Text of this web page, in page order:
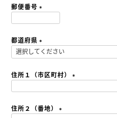
)
郵便番号
)
都道府県
(
必
須
)
住所１（市区町村）
)
住所２（番地）